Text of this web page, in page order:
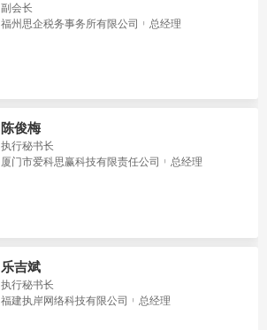
副会长
福州思企税务事务所有限公司
总经理
陈俊梅
执行秘书长
厦门市爱科思赢科技有限责任公司
总经理
乐吉斌
执行秘书长
福建执岸网络科技有限公司
总经理